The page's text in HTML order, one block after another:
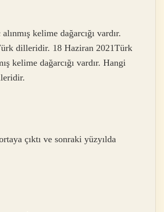
kelime dağarcığı vardır.
dilleridir. 18 Haziran 2021Türk
kelime dağarcığı vardır. Hangi
çıktı ve sonraki yüzyılda